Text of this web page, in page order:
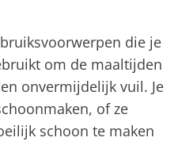
die je
om de maaltijden
onvermijdelijk vuil. Je
of ze
schoon te maken